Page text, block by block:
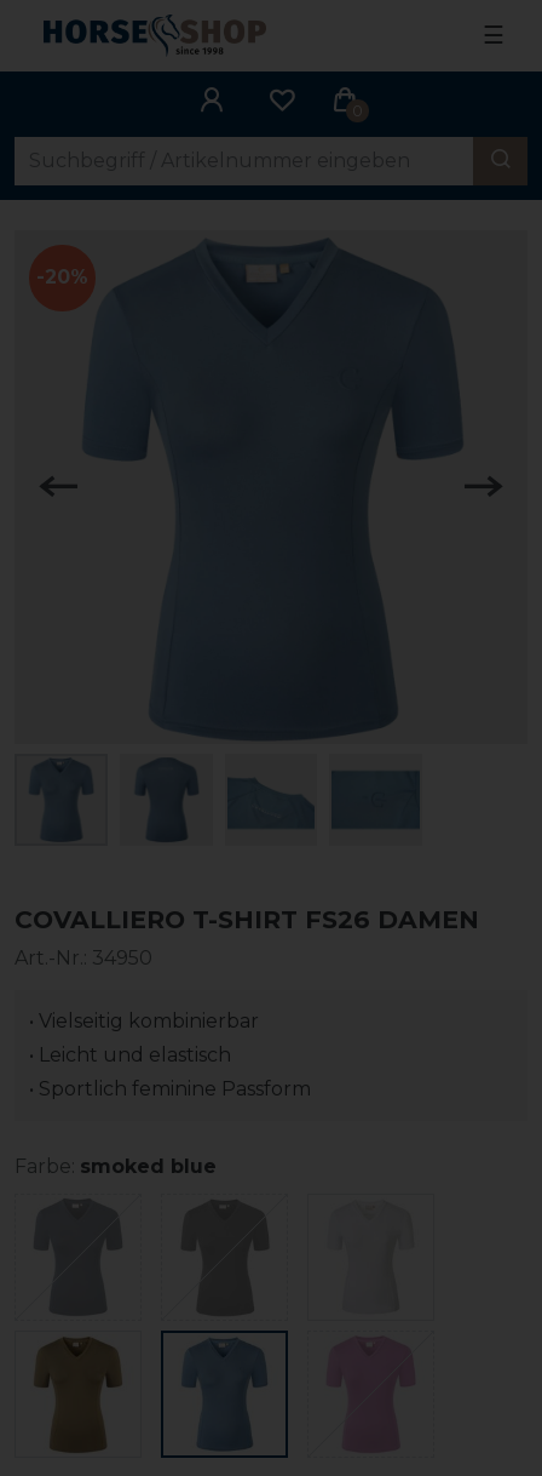
☰
0
-20%
COVALLIERO T-SHIRT FS26 DAMEN
Art.-Nr.: 34950
• Vielseitig kombinierbar
• Leicht und elastisch
• Sportlich feminine Passform
Farbe: smoked blue